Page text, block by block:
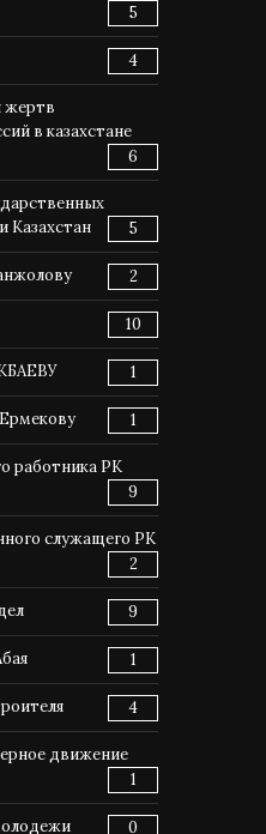
5
4
жертв
в казахстане
6
Казахстан
5
2
10
1
1
работника РК
9
служащего РК
2
9
1
4
движение
1
0